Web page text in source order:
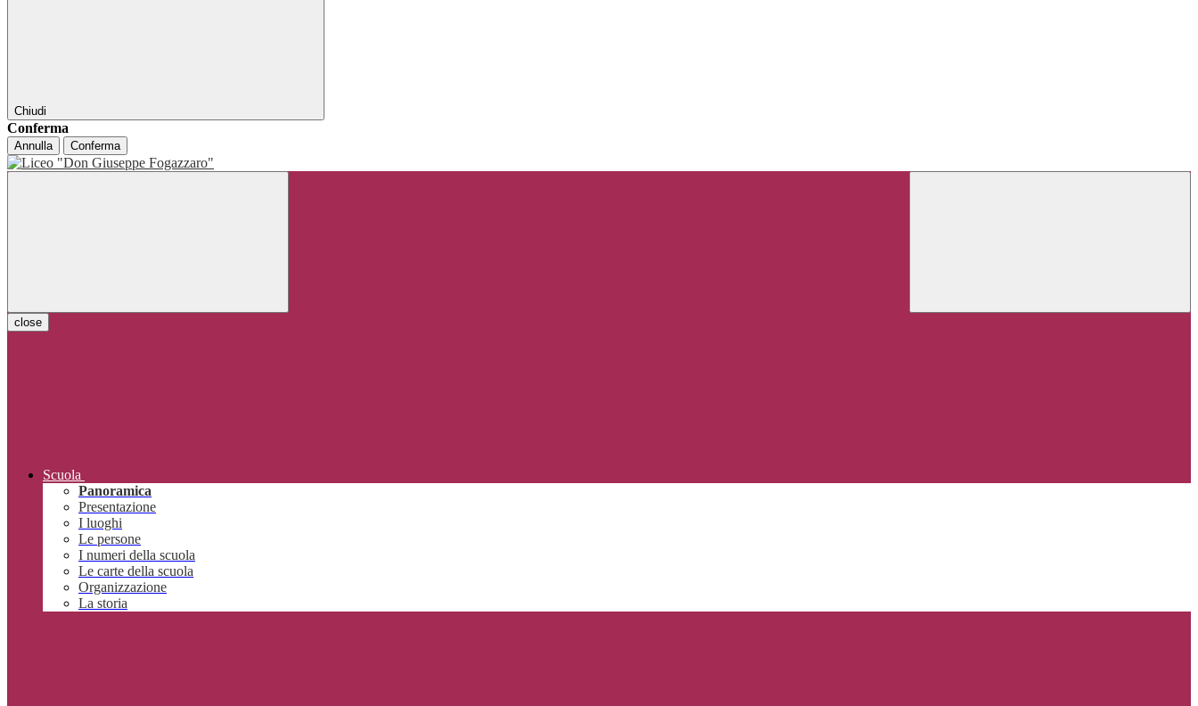
Chiudi
Conferma
Annulla Conferma
close
Scuola
Panoramica
Presentazione
I luoghi
Le persone
I numeri della scuola
Le carte della scuola
Organizzazione
La storia